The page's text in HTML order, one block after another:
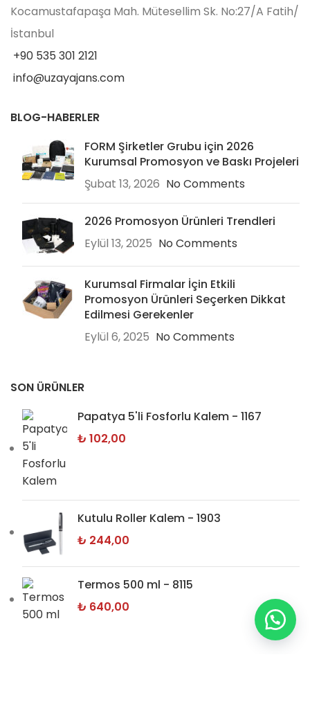
Kocamustafapaşa Mah. Mütesellim Sk. No:27/A Fatih/
İstanbul
+90 535 301 2121
info@uzayajans.com
BLOG-HABERLER
FORM Şirketler Grubu için 2026
Kurumsal Promosyon ve Baskı Projeleri
Şubat 13, 2026 No Comments
2026 Promosyon Ürünleri Trendleri
Eylül 13, 2025 No Comments
Kurumsal Firmalar İçin Etkili
Promosyon Ürünleri Seçerken Dikkat
Edilmesi Gerekenler
Eylül 6, 2025 No Comments
SON ÜRÜNLER
Papatya 5'li Fosforlu Kalem - 1167
₺ 102,00
Kutulu Roller Kalem - 1903
₺ 244,00
Termos 500 ml - 8115
₺ 640,00